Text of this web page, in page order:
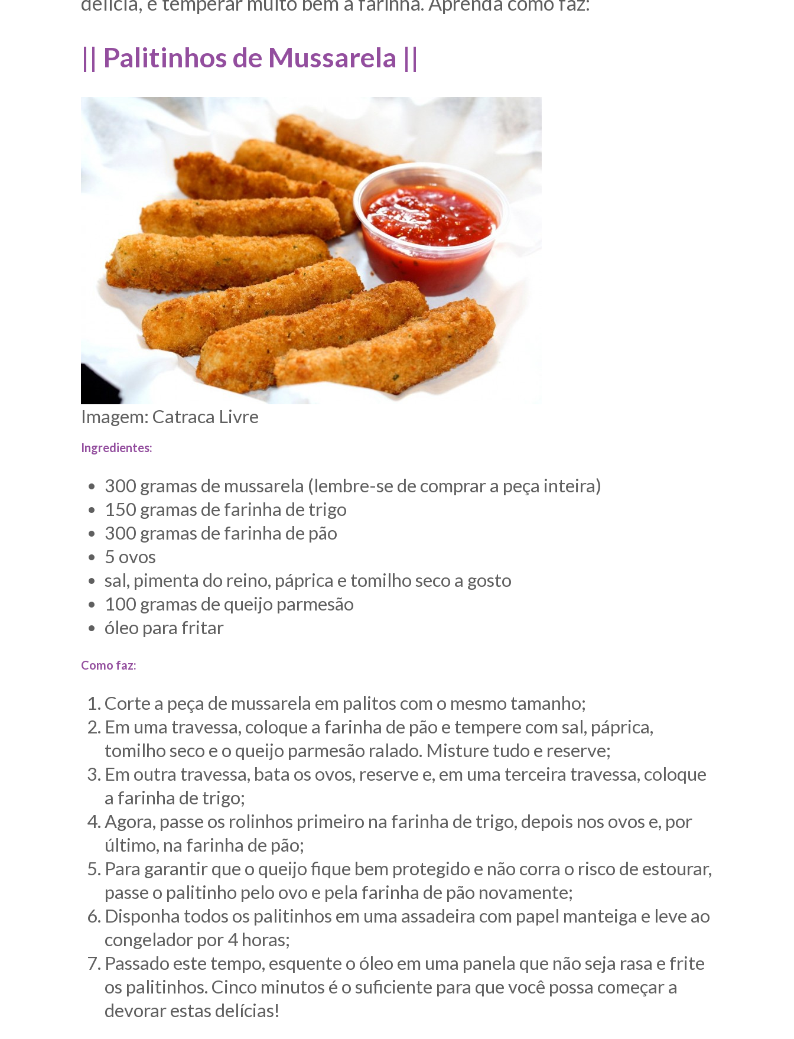
|| Palitinhos de Mussarela ||
Imagem: Catraca Livre
Ingredientes:
300 gramas de mussarela (lembre-se de comprar a peça inteira)
150 gramas de farinha de trigo
300 gramas de farinha de pão
5 ovos
sal, pimenta do reino, páprica e tomilho seco a gosto
100 gramas de queijo parmesão
óleo para fritar
Como faz:
Corte a peça de mussarela em palitos com o mesmo tamanho;
Em uma travessa, coloque a farinha de pão e tempere com sal, páprica,
tomilho seco e o queijo parmesão ralado. Misture tudo e reserve;
Em outra travessa, bata os ovos, reserve e, em uma terceira travessa, coloque
a farinha de trigo;
Agora, passe os rolinhos primeiro na farinha de trigo, depois nos ovos e, por
último, na farinha de pão;
Para garantir que o queijo fique bem protegido e não corra o risco de estourar,
passe o palitinho pelo ovo e pela farinha de pão novamente;
Disponha todos os palitinhos em uma assadeira com papel manteiga e leve ao
congelador por 4 horas;
Passado este tempo, esquente o óleo em uma panela que não seja rasa e frite
os palitinhos. Cinco minutos é o suficiente para que você possa começar a
devorar estas delícias!